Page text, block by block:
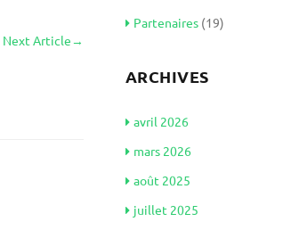
Next Article→
Partenaires(19)
ARCHIVES
avril 2026
mars 2026
août 2025
juillet 2025